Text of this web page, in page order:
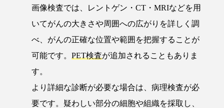
画像検査では、レントゲン・CT・MRIなどを用
いてがんの大きさや周囲への広がりを詳しく調
べ、がんの正確な位置や範囲を把握することが
可能です。 PET検査が追加されることもありま
す。
より詳細な診断が必要な場合は、病理検査が必
要です。疑わしい部分の細胞や組織を採取し、